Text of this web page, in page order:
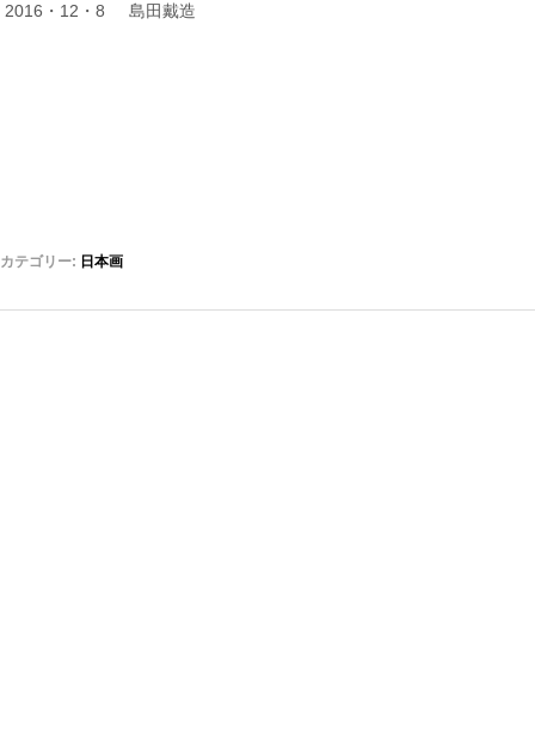
2016・12・8 島田戴造
カテゴリー: 日本画